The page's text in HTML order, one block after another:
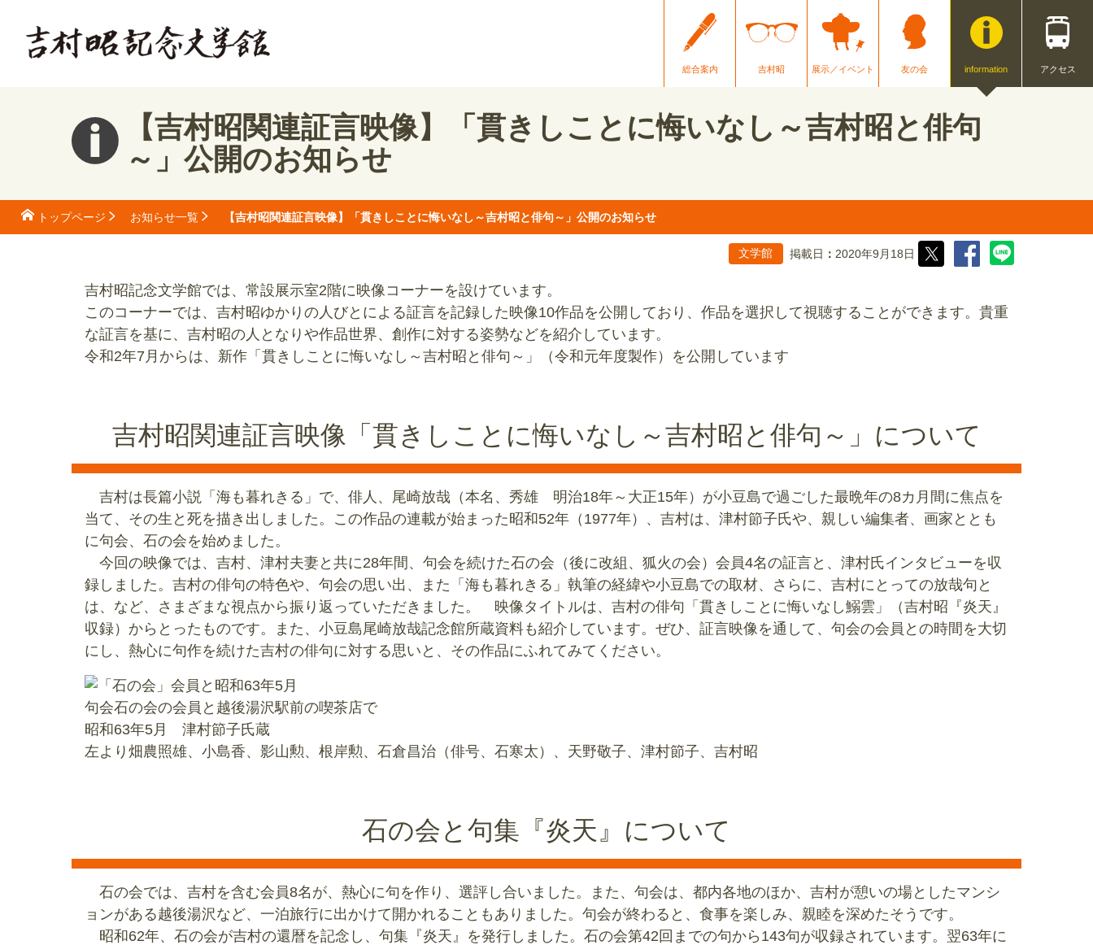
総合案内 吉村昭 展示／イベント 友の会 information アクセス
【吉村昭関連証言映像】「貫きしことに悔いなし～吉村昭と俳句
～」公開のお知らせ
トップページ お知らせ一覧 【吉村昭関連証言映像】「貫きしことに悔いなし～吉村昭と俳句～」公開のお知らせ
文学館 掲載日 2020年9月18日
吉村昭記念文学館では、常設展示室2階に映像コーナーを設けています。
このコーナーでは、吉村昭ゆかりの人びとによる証言を記録した映像10作品を公開しており、作品を選択して視聴することができます。貴重
な証言を基に、吉村昭の人となりや作品世界、創作に対する姿勢などを紹介しています。
令和2年7月からは、新作「貫きしことに悔いなし～吉村昭と俳句～」（令和元年度製作）を公開しています
吉村昭関連証言映像「貫きしことに悔いなし～吉村昭と俳句～」について
吉村は長篇小説「海も暮れきる」で、俳人、尾崎放哉（本名、秀雄 明治18年～大正15年）が小豆島で過ごした最晩年の8カ月間に焦点を
当て、その生と死を描き出しました。この作品の連載が始まった昭和52年（1977年）、吉村は、津村節子氏や、親しい編集者、画家ととも
に句会、石の会を始めました。
今回の映像では、吉村、津村夫妻と共に28年間、句会を続けた石の会（後に改組、狐火の会）会員4名の証言と、津村氏インタビューを収
録しました。吉村の俳句の特色や、句会の思い出、また「海も暮れきる」執筆の経緯や小豆島での取材、さらに、吉村にとっての放哉句と
は、など、さまざまな視点から振り返っていただきました。 映像タイトルは、吉村の俳句「貫きしことに悔いなし鰯雲」（吉村昭『炎天』
収録）からとったものです。また、小豆島尾崎放哉記念館所蔵資料も紹介しています。ぜひ、証言映像を通して、句会の会員との時間を大切
にし、熱心に句作を続けた吉村の俳句に対する思いと、その作品にふれてみてください。
句会石の会の会員と越後湯沢駅前の喫茶店で
昭和63年5月 津村節子氏蔵
左より畑農照雄、小島香、影山勲、根岸勲、石倉昌治（俳号、石寒太）、天野敬子、津村節子、吉村昭
石の会と句集『炎天』について
石の会では、吉村を含む会員8名が、熱心に句を作り、選評し合いました。また、句会は、都内各地のほか、吉村が憩いの場としたマンシ
ョンがある越後湯沢など、一泊旅行に出かけて開かれることもありました。句会が終わると、食事を楽しみ、親睦を深めたそうです。
昭和62年、石の会が吉村の還暦を記念し、句集『炎天』を発行しました。石の会第42回までの句から143句が収録されています。翌63年に